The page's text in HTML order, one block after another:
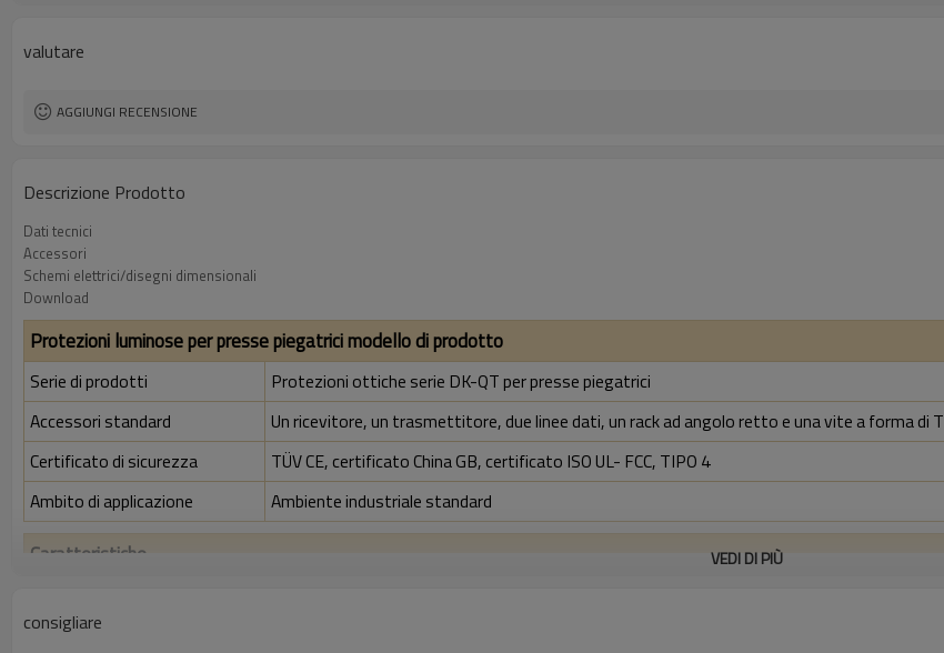
Certificazione:
valutare
AGGIUNGI RECENSIONE
Descrizione Prodotto
Dati tecnici
Accessori
Schemi elettrici/disegni dimensionali
Download
Protezioni luminose per presse piegatrici modello di prodotto
Serie di prodotti
Protezioni ottiche serie DK-QT per presse piegatrici
Accessori standard
Un ricevitore, un trasmettitore, due linee dati, un rack ad angolo retto e una vite a forma di T
Certificato di sicurezza
TÜV CE, certificato China GB, certificato ISO UL- FCC, TIPO 4
Ambito di applicazione
Ambiente industriale standard
Caratteristiche
Controlla la precisione
VEDI DI PIÙ
consigliare